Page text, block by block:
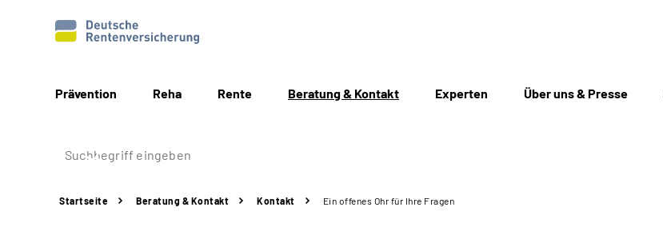
Prävention Reha Rente Beratung & Kontakt Experten Über uns & Presse
Startseite Beratung & Kontakt Kontakt Ein offenes Ohr für Ihre Fragen